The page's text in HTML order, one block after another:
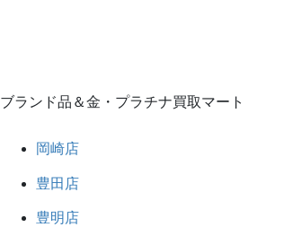
ブランド品＆金・プラチナ買取マート
岡崎店
豊田店
豊明店